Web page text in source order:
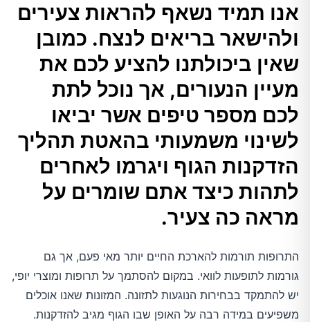
שאין ביכולתנו להציע לכם את מעיין הנעורים, אך
נוכל לתת לכם מספר טיפים אשר יביאו לשינוי
משמעותי בהאטת תהליך הזדקנות הגוף ויגרמו
לאחרים לתהות כיצד אתם שומרים על מראה כה
צעיר.
אגוזי מלך
אוכמניות
תרד
תה ירוק
סלמון
אנו תמיד נשאף להראות צעירים
ולהישאר בריאים לנצח. כמובן
שאין ביכולתנו להציע לכם את
מעיין הנעורים, אך נוכל לתת
לכם מספר טיפים אשר יביאו
לשינוי משמעותי בהאטת תהליך
הזדקנות הגוף ויגרמו לאחרים
לתהות כיצד אתם שומרים על
מראה כה צעיר.
התרופות תורמות להארכת החיים יותר מאי פעם, אך גם
גורמות לתופעות לוואי. במקום להסתמך על תרופות ומוצרי יופי,
יש להתמקד בבחירות הנוגעות לתזונה. המזונות שאנו אוכלים
משפיעים במידה רבה על האופן שבו הגוף מגיב להזדקנות.